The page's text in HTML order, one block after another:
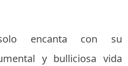
encanta con su
y bulliciosa vida